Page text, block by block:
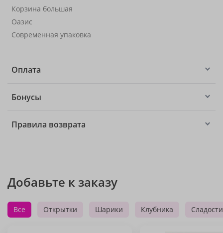
Корзина большая
Оазис
Современная упаковка
Оплата
Бонусы
Правила возврата
Добавьте к заказу
Все Открытки Шарики Клубника Сладости